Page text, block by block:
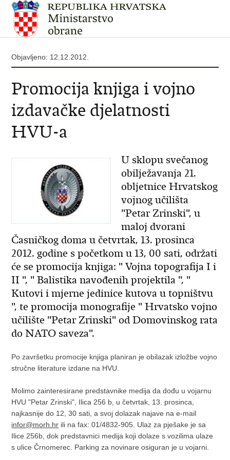
Objavljeno: 12.12.2012.
Promocija knjiga i vojno
izdavačke djelatnosti
HVU-a
U sklopu svečanog
obilježavanja 21.
obljetnice Hrvatskog
vojnog učilišta
"Petar Zrinski", u
maloj dvorani
Časničkog doma u četvrtak, 13. prosinca
2012. godine s početkom u 13, 00 sati, održati
će se promocija knjiga: " Vojna topografija I i
II ", " Balistika navođenih projektila ", "
Kutovi i mjerne jedinice kutova u topništvu
", te promocija monografije " Hrvatsko vojno
učilište "Petar Zrinski" od Domovinskog rata
do NATO saveza".
Po završetku promocije knjiga planiran je obilazak izložbe vojno
stručne literature izdane na HVU.
Molimo zainteresirane predstavnike medija da dođu u vojarnu
HVU "Petar Zrinski", Ilica 256 b, u četvrtak, 13. prosinca,
najkasnije do 12, 30 sati, a svoj dolazak najave na e-mail
infor@morh.hr ili na fax: 01/4832-905. Ulaz za pješake je sa
Ilice 256b, dok predstavnici medija koji dolaze s vozilima ulaze
s ulice Črnomerec. Parking za novinare osiguran je u vojarni.